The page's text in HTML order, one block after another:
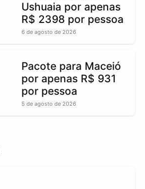
Ushuaia por apenas
R$ 2398 por pessoa
6 de agosto de 2026
Pacote para Maceió
por apenas R$ 931
por pessoa
5 de agosto de 2026